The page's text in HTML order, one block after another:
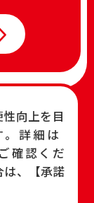
向上を目
詳細は
確認くだ
は、【承諾
チラシ
品